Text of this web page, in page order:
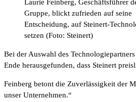
Laurie Feinberg, Geschäftsführer
Gruppe, blickt zufrieden auf seine
Entscheidung, auf Steinert-
setzen (Foto: Steinert)
Bei der Auswahl des
Ende herausgefunden, dass Steinert
Feinberg betont die Zuverlässigkeit der
unser Unternehmen.“